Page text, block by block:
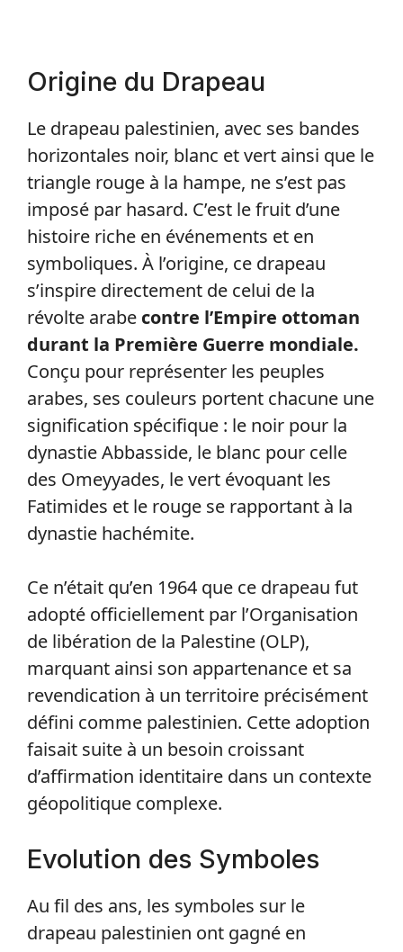
Origine du Drapeau
Le drapeau palestinien, avec ses bandes
horizontales noir, blanc et vert ainsi que le
triangle rouge à la hampe, ne s’est pas
imposé par hasard. C’est le fruit d’une
histoire riche en événements et en
symboliques. À l’origine, ce drapeau
s’inspire directement de celui de la
révolte arabe contre l’Empire ottoman
durant la Première Guerre mondiale.
Conçu pour représenter les peuples
arabes, ses couleurs portent chacune une
signification spécifique : le noir pour la
dynastie Abbasside, le blanc pour celle
des Omeyyades, le vert évoquant les
Fatimides et le rouge se rapportant à la
dynastie hachémite.
Ce n’était qu’en 1964 que ce drapeau fut
adopté officiellement par l’Organisation
de libération de la Palestine (OLP),
marquant ainsi son appartenance et sa
revendication à un territoire précisément
défini comme palestinien. Cette adoption
faisait suite à un besoin croissant
d’affirmation identitaire dans un contexte
géopolitique complexe.
Evolution des Symboles
Au fil des ans, les symboles sur le
drapeau palestinien ont gagné en